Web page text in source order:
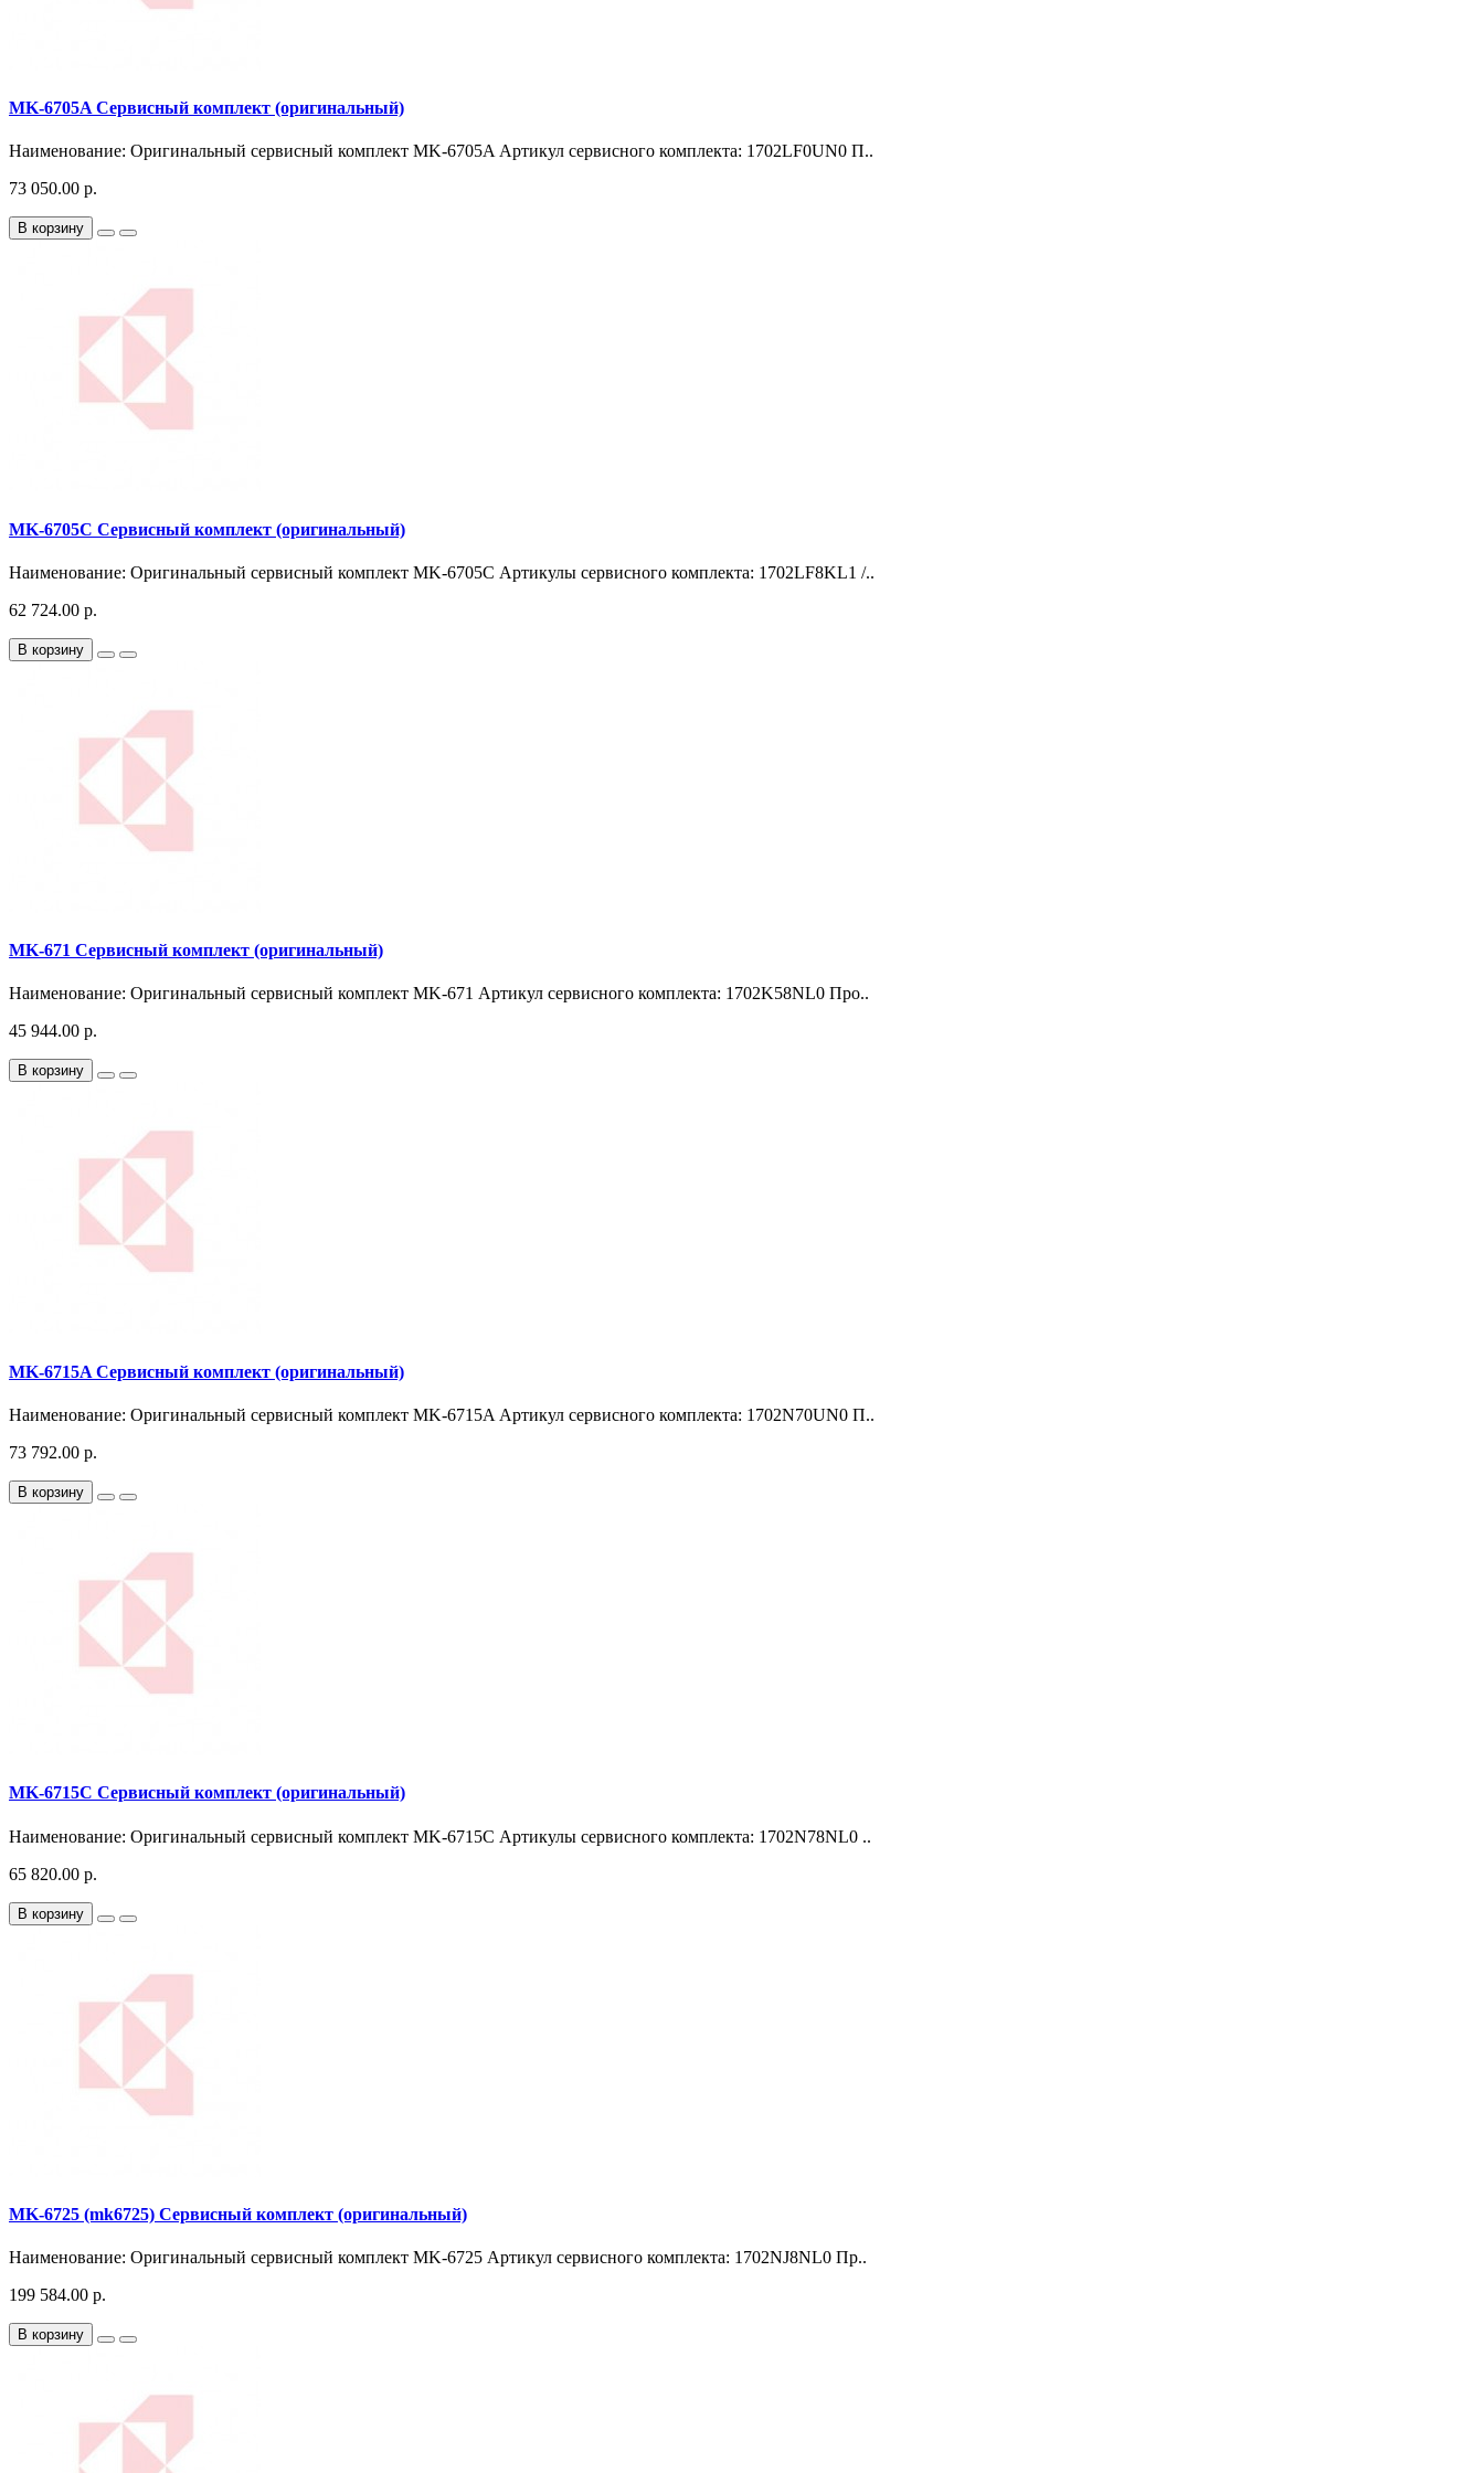
MK-6705A Сервисный комплект (оригинальный)
Наименование: Оригинальный сервисный комплект MK-6705A Артикул сервисного комплекта: 1702LF0UN0 П..
73 050.00 р.
В корзину
MK-6705C Сервисный комплект (оригинальный)
Наименование: Оригинальный сервисный комплект MK-6705C Артикулы сервисного комплекта: 1702LF8KL1 /..
62 724.00 р.
В корзину
MK-671 Сервисный комплект (оригинальный)
Наименование: Оригинальный сервисный комплект MK-671 Артикул сервисного комплекта: 1702K58NL0 Про..
45 944.00 р.
В корзину
MK-6715A Сервисный комплект (оригинальный)
Наименование: Оригинальный сервисный комплект MK-6715A Артикул сервисного комплекта: 1702N70UN0 П..
73 792.00 р.
В корзину
MK-6715C Сервисный комплект (оригинальный)
Наименование: Оригинальный сервисный комплект MK-6715C Артикулы сервисного комплекта: 1702N78NL0 ..
65 820.00 р.
В корзину
MK-6725 (mk6725) Сервисный комплект (оригинальный)
Наименование: Оригинальный сервисный комплект MK-6725 Артикул сервисного комплекта: 1702NJ8NL0 Пр..
199 584.00 р.
В корзину